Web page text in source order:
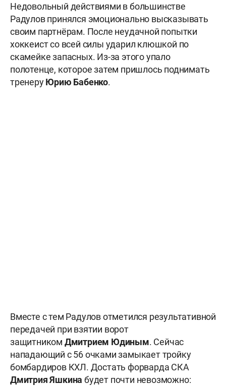
Недовольный действиями в большинстве
Радулов принялся эмоционально высказывать
своим партнёрам. После неудачной попытки
хоккеист со всей силы ударил клюшкой по
скамейке запасных. Из-за этого упало
полотенце, которое затем пришлось поднимать
тренеруЮрию Бабенко.
Вместе с тем Радулов отметился результативной
передачей при взятии ворот
защитником Дмитрием Юдиным. Сейчас
нападающий с 56 очками замыкает тройку
бомбардиров КХЛ. Достать форварда СКА
Дмитрия Яшкина будет почти невозможно: